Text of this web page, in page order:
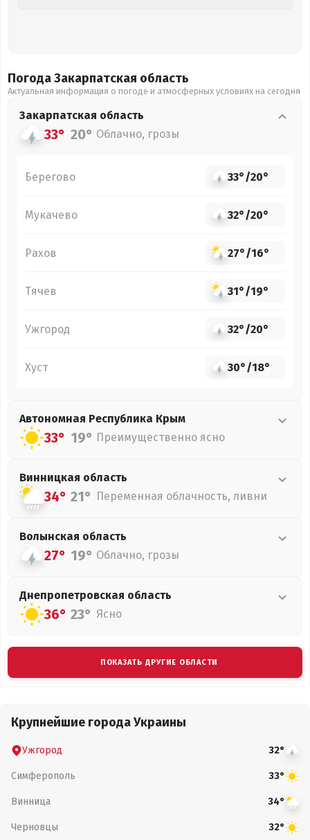
Погода Закарпатская область
Актуальная информация о погоде и атмосферных условиях на сегодня
Закарпатская область
33° 20° Облачно, грозы
Берегово 33°/20°
Мукачево 32°/20°
Рахов 27°/16°
Тячев 31°/19°
Ужгород 32°/20°
Хуст 30°/18°
Автономная Республика Крым
33° 19° Преимущественно ясно
Винницкая область
34° 21° Переменная облачность, ливни
Волынская область
27° 19° Облачно, грозы
Днепропетровская область
36° 23° Ясно
ПОКАЗАТЬ ДРУГИЕ ОБЛАСТИ
Крупнейшие города Украины
Ужгород 32°
Симферополь 33°
Винница 34°
Черновцы 32°